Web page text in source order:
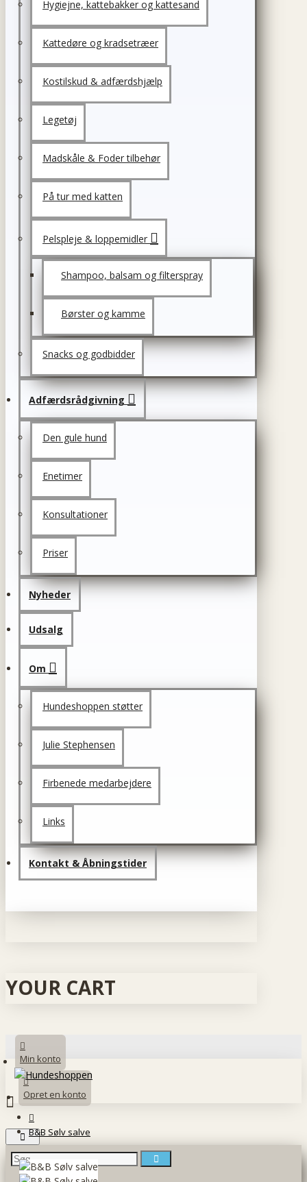
Hygiejne, kattebakker og kattesand
Kattedøre og kradsetræer
Kostilskud & adfærdshjælp
Legetøj
Madskåle & Foder tilbehør
På tur med katten
Pelspleje & loppemidler
Shampoo, balsam og filterspray
Børster og kamme
Snacks og godbidder
Adfærdsrådgivning
Den gule hund
Enetimer
Konsultationer
Priser
Nyheder
Udsalg
Om
Hundeshoppen støtter
Julie Stephensen
Firbenede medarbejdere
Links
Kontakt & Åbningstider
YOUR CART
Min konto
Opret en konto
B&B Sølv salve